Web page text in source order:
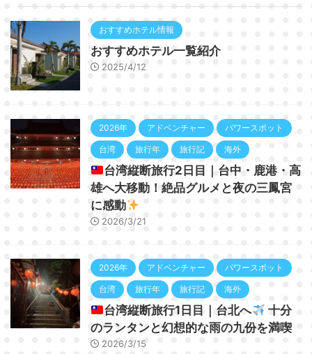
おすすめホテル情報
おすすめホテル一覧紹介
2025/4/12
2026年 アドベンチャー パワースポット
台湾 旅行年 旅行記 海外
台湾縦断旅行2日目｜台中・鹿港・高
雄へ大移動！絶品グルメと夜の三鳳宮
に感動
2026/3/21
2026年 アドベンチャー パワースポット
台湾 旅行年 旅行記 海外
台湾縦断旅行1日目｜台北へ
十分
のランタンと幻想的な雨の九份を満喫
2026/3/15